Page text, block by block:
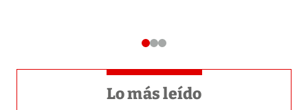
Lo más leído